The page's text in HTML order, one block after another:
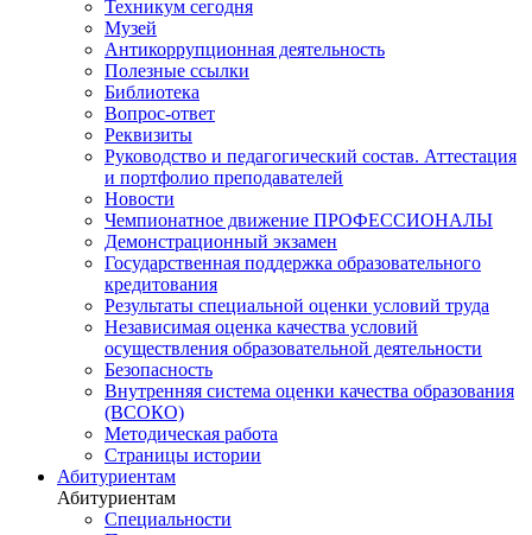
Техникум сегодня
Музей
Антикоррупционная деятельность
Полезные ссылки
Библиотека
Вопрос-ответ
Реквизиты
Руководство и педагогический состав. Аттестация
и портфолио преподавателей
Новости
Чемпионатное движение ПРОФЕССИОНАЛЫ
Демонстрационный экзамен
Государственная поддержка образовательного
кредитования
Результаты специальной оценки условий труда
Независимая оценка качества условий
осуществления образовательной деятельности
Безопасность
Внутренняя система оценки качества образования
(ВСОКО)
Методическая работа
Страницы истории
Абитуриентам
Абитуриентам
Специальности